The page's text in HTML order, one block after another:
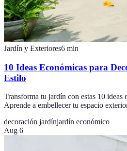
Jardín y Exteriores6 min
10 Ideas Económicas para
Estilo
Transforma tu jardín con estas 10 ideas
Aprende a embellecer tu espacio
decoración jardínjardín económico
Aug 6